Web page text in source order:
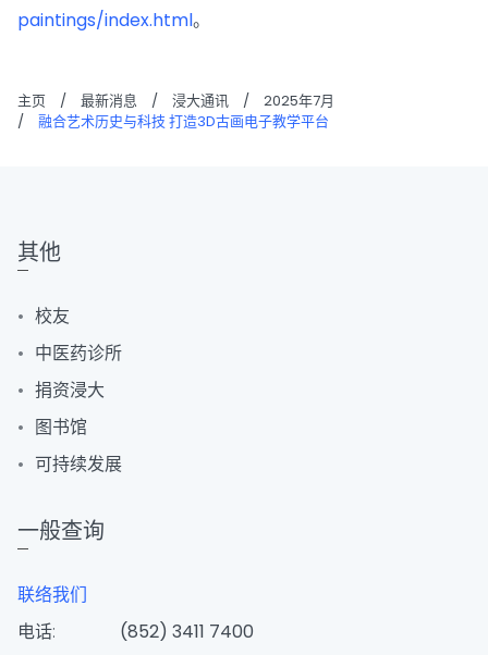
paintings/index.html。
主页 / 最新消息 / 浸大通讯 /
2025年7月
/
融合艺术历史与科技 打造3D古画电子教学平台
其他
校友
中医药诊所
捐资浸大
图书馆
可持续发展
一般查询
联络我们
电话:
(852) 3411 7400